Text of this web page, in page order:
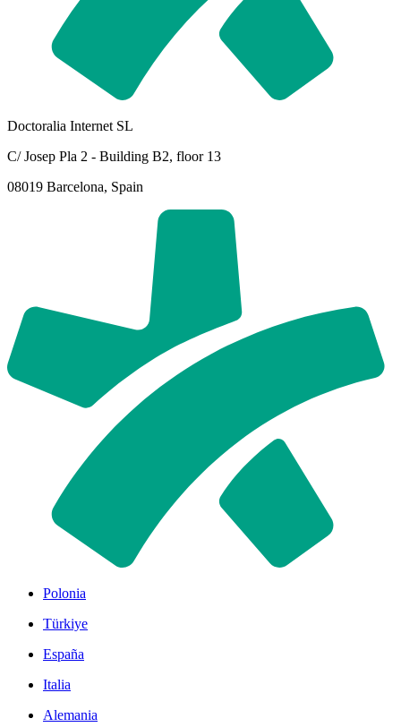
Doctoralia Internet SL
C/ Josep Pla 2 - Building B2, floor 13
08019 Barcelona, Spain
Polonia
Türkiye
España
Italia
Alemania